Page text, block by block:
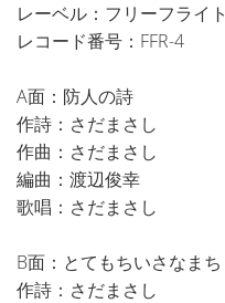
レーベル：フリーフライト
レコード番号：FFR-4
A面：防人の詩
作詩：さだまさし
作曲：さだまさし
編曲：渡辺俊幸
歌唱：さだまさし
B面：とてもちいさなまち
作詩：さだまさし